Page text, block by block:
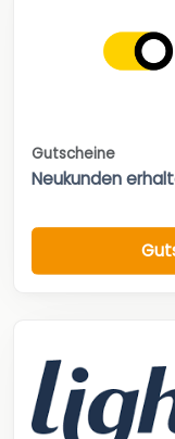
Gutscheine
Neukunden